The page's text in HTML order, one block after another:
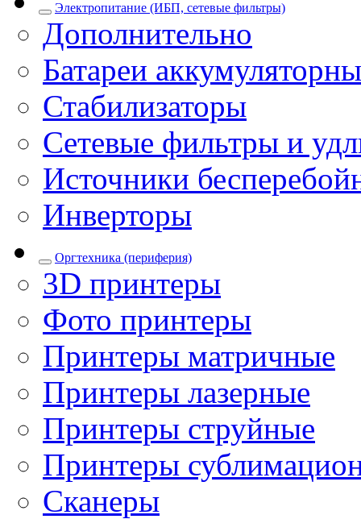
Электропитание (ИБП, сетевые фильтры)
Дополнительно
Батареи
Стабилизаторы
Сетевые фильтры и
Источники
Инверторы
Оргтехника (периферия)
3D принтеры
Фото принтеры
Принтеры матричные
Принтеры лазерные
Принтеры струйные
Принтеры
Сканеры